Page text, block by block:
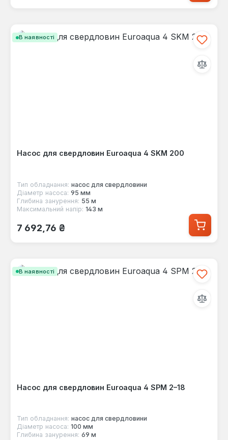
В наявності
Насос для свердловин Euroaqua 4 SKM 200
Тип обладнання: насос для свердловини
Діаметр насоса: 95 мм
Глибина занурення: 55 м
Максимальний напір: 143 м
Звичайна ціна:
7 692,76 ₴
В наявності
Насос для свердловин Euroaqua 4 SPM 2–18
Тип обладнання: насос для свердловини
Діаметр насоса: 100 мм
Глибина занурення: 69 м